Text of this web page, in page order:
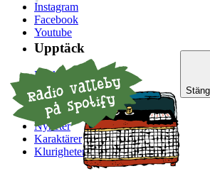
Upptäck
Böcker
Bokskaparna
Prylar
Deckarhuset
Nyheter
Karaktärer
Klurigheter
Instagram
Facebook
Youtube
Stäng